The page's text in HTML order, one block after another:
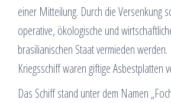
einer Mitteilung. Durch die Versenkung
operative, ökologische und
brasilianischen Staat vermieden
Kriegsschiff waren giftige Asbestplatten
Das Schiff stand unter dem Namen